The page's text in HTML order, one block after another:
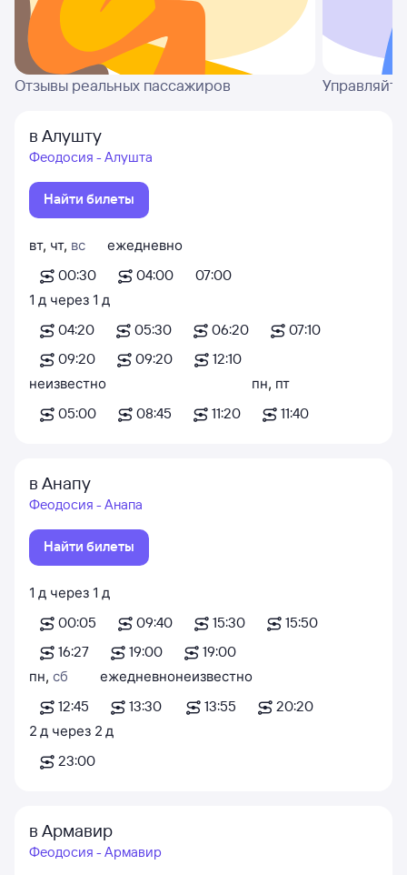
Отзывы реальных пассажиров
в Алушту
Феодосия - Алушта
Найти билеты
вт, чт, вс
00:30
ежедневно
04:00
07:00
1 д через 1 д
04:20
05:30 06:20
07:10
09:20
09:20
12:10
неизвестно
05:00
08:45 11:20
пн, пт
11:40
в Анапу
Феодосия - Анапа
Найти билеты
1 д через 1 д
00:05
09:40 15:30
15:50
16:27
19:00
19:00
пн, сб
12:45
ежедневно
13:30
неизвестно
13:55
20:20
2 д через 2 д
23:00
в Армавир
Феодосия - Армавир